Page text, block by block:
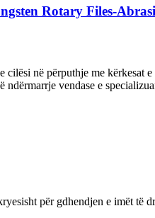
Rotary Files-
në përputhje me kërkesat
vendase e
për gdhendjen e imët të